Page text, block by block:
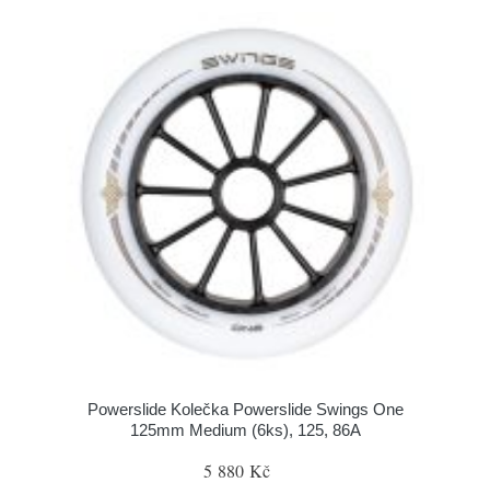
Powerslide Kolečka Powerslide Swings One
125mm Medium (6ks), 125, 86A
5 880 Kč